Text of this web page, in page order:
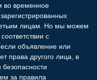
во временное
лицам. Но мы можем
с
объявление или
права другого лица, в
за правила